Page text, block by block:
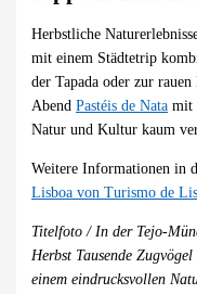
Herbstliche
mit einem Städtetrip
der Tapada oder zur
AbendPastéis de Nata mit
Natur und Kultur kaum
Weitere Informationen in
Lisboa von Turismo de
Titelfoto / In der Tejo-
Herbst Tausende
einem eindrucksvollen